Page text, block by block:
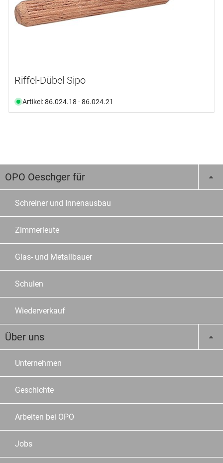
Riffel-Dübel Sipo
Artikel: 86.024.18 - 86.024.21
OPO Oeschger für
Schreiner und Innenausbau
Zimmerleute
Glas- und Metallbauer
Schulen
Wiederverkauf
Über uns
Unternehmen
Geschichte
Arbeiten bei OPO
Jobs